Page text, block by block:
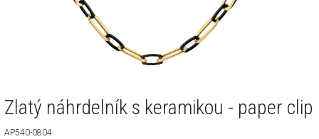
Zlatý náhrdelník s keramikou - paper clip
AP540-0804